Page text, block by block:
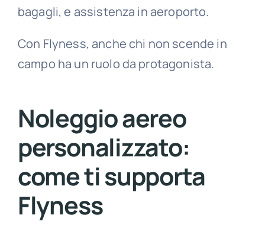
bagagli, e assistenza in aeroporto.
Con Flyness, anche chi non scende in
campo ha un ruolo da protagonista.
Noleggio aereo
personalizzato:
come ti supporta
Flyness